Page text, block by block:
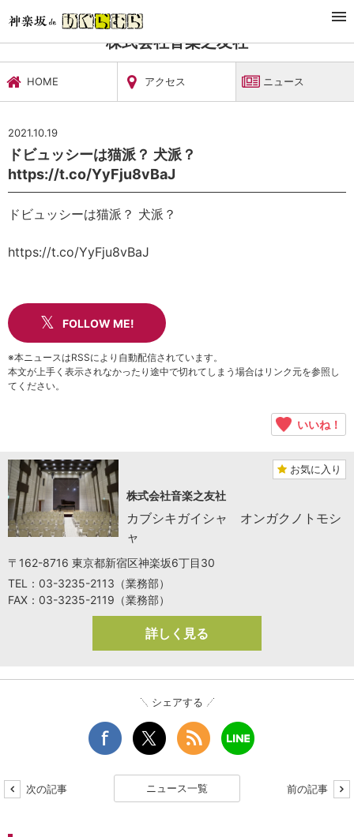
文化施設・ギャラリー
株式会社音楽之友社
HOME アクセス ニュース
2021.10.19
ドビュッシーは猫派？ 犬派？
https://t.co/YyFju8vBaJ
ドビュッシーは猫派？ 犬派？
https://t.co/YyFju8vBaJ
FOLLOW ME!
※本ニュースはRSSにより自動配信されています。
本文が上手く表示されなかったり途中で切れてしまう場合はリンク元を参照し
てください。
いいね！
お気に入り
株式会社音楽之友社
カブシキガイシャ オンガクノトモシ
ャ
〒162-8716 東京都新宿区神楽坂6丁目30
TEL：03-3235-2113（業務部）
FAX：03-3235-2119（業務部）
詳しく見る
シェアする
次の記事 ニュース一覧 前の記事